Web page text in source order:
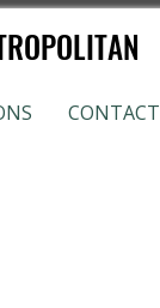
CONTACT